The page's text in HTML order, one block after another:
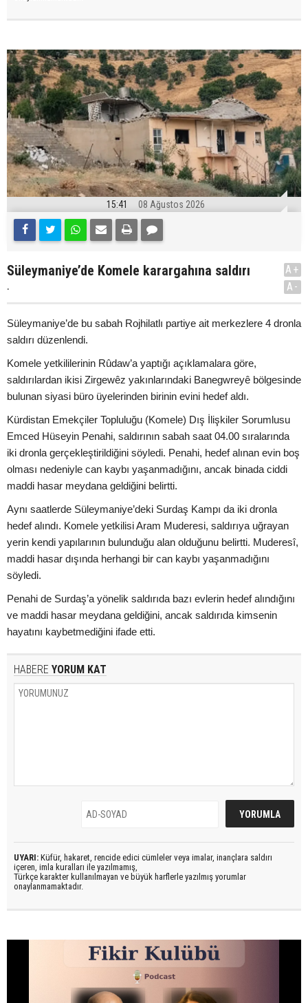
15:41 08 Ağustos 2026
Süleymaniye’de Komele karargahına saldırı
.
A+
A-
Süleymaniye’de bu sabah Rojhilatlı partiye ait merkezlere 4 dronla
saldırı düzenlendi.
Komele yetkililerinin Rûdaw’a yaptığı açıklamalara göre,
saldırılardan ikisi Zirgewêz yakınlarındaki Banegwreyê bölgesinde
bulunan siyasi büro üyelerinden birinin evini hedef aldı.
Kürdistan Emekçiler Topluluğu (Komele) Dış İlişkiler Sorumlusu
Emced Hüseyin Penahi, saldırının sabah saat 04.00 sıralarında
iki dronla gerçekleştirildiğini söyledi. Penahi, hedef alınan evin boş
olması nedeniyle can kaybı yaşanmadığını, ancak binada ciddi
maddi hasar meydana geldiğini belirtti.
Aynı saatlerde Süleymaniye’deki Surdaş Kampı da iki dronla
hedef alındı. Komele yetkilisi Aram Muderesi, saldırıya uğrayan
yerin kendi yapılarının bulunduğu alan olduğunu belirtti. Muderesî,
maddi hasar dışında herhangi bir can kaybı yaşanmadığını
söyledi.
Penahi de Surdaş’a yönelik saldırıda bazı evlerin hedef alındığını
ve maddi hasar meydana geldiğini, ancak saldırıda kimsenin
hayatını kaybetmediğini ifade etti.
HABERE YORUM KAT
UYARI: Küfür, hakaret, rencide edici cümleler veya imalar, inançlara saldırı
içeren, imla kuralları ile yazılmamış,
Türkçe karakter kullanılmayan ve büyük harflerle yazılmış yorumlar
onaylanmamaktadır.